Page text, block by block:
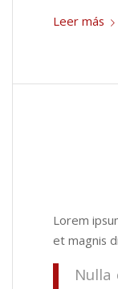
Leer más
Lorem
et magnis
Nulla